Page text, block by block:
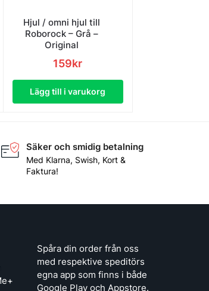
Hjul / omni hjul till
Roborock – Grå –
Original
159kr
Lägg till i varukorg
Säker och smidig betalning
Med Klarna, Swish, Kort &
Faktura!
Spåra din order från oss
med respektive speditörs
egna app som finns i både
Google Play och Appstore.